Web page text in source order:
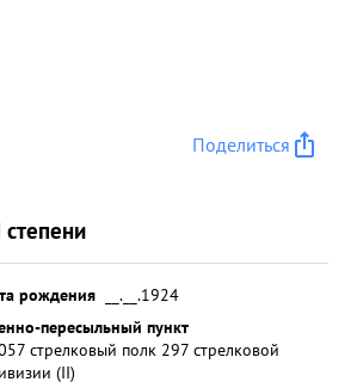
Поделиться
рождения
__.__.1924
пересыльный пункт
стрелковый полк 297 стрелковой
(II)